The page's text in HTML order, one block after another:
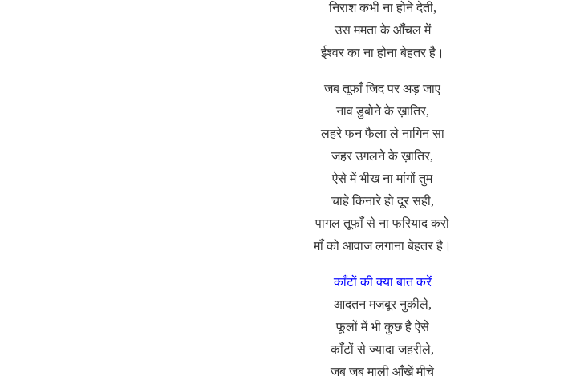
निराश कभी ना होने देती,
उस ममता के आँचल में
ईश्वर का ना होना बेहतर है।
जब तूफाँ जिद पर अड़ जाए
नाव डुबोने के ख़ातिर,
लहरे फन फैला ले नागिन सा
जहर उगलने के ख़ातिर,
ऐसे में भीख ना मांगों तुम
चाहे किनारे हो दूर सही,
पागल तूफाँ से ना फरियाद करो
माँ को आवाज लगाना बेहतर है।
काँटों की क्या बात करें
आदतन मजबूर नुकीले,
फूलों में भी कुछ है ऐसे
काँटों से ज्यादा जहरीले,
जब जब माली आँखें मीचे